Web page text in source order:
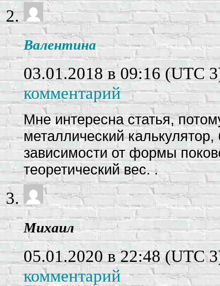
Валентина
03.01.2018 в 09:16 (UTC
комментарий
Мне интересна статья,
металлический
зависимости от формы
теоретический вес. .
Михаил
05.01.2020 в 22:48(UTC
комментарий